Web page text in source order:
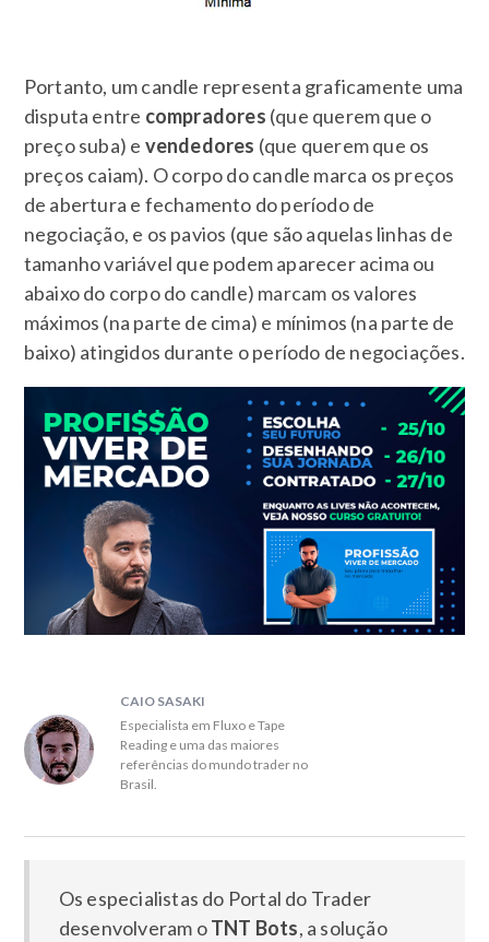
Portanto, um candle representa graficamente uma
disputa entre compradores (que querem que o
preço suba) e vendedores (que querem que os
preços caiam). O corpo do candle marca os preços
de abertura e fechamento do período de
negociação, e os pavios (que são aquelas linhas de
tamanho variável que podem aparecer acima ou
abaixo do corpo do candle) marcam os valores
máximos (na parte de cima) e mínimos (na parte de
baixo) atingidos durante o período de negociações.
CAIO SASAKI
Especialista em Fluxo e Tape
Reading e uma das maiores
referências do mundo trader no
Brasil.
Os especialistas do Portal do Trader
desenvolveram oTNT Bots, a solução